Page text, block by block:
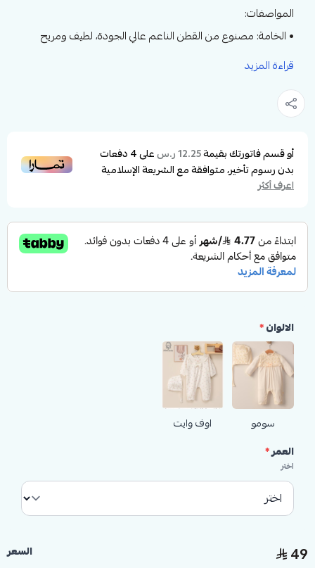
المواصفات:
• الخامة: مصنوع من القطن الناعم عالي الجودة، لطيف ومريح
لبشرة الطفل.
يناسب الصغيرات.
• الأكمام: طويلة لحماية الطفل ومنحه الدفء اللازم.
• الإغلاق: أزرار خلفية لتسهيل عملية الارتداء والتغيير.
• الراحة: خامة ناعمة قابلة للتهوية تمنح الراحة والمرونة لحركة
لماذا يجب شراؤه؟
يمنح هذا الأفرول طفلتك إطلالة جميلة مع راحة مثالية. تصميمه
للمولودة الجديدة.
قراءة المزيد
أو قسم فاتورتك بقيمة12.25 ر.س على4دفعات
بدون رسوم تأخير، متوافقة مع الشريعة الإسلامية
اعرف أكثر
الالوان*
سومو
اوف وايت
العمر*
اختر
السعر 49